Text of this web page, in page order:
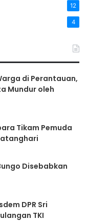
12
4
di Perantauan,
Mundur oleh
Tikam Pemuda
Disebabkan
DPR Sri
TKI